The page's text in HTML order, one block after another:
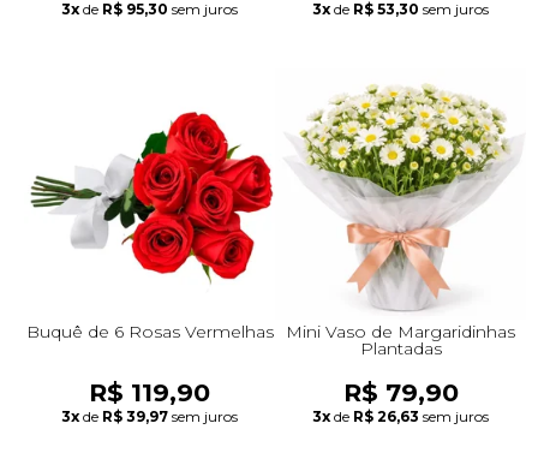
3x de R$ 95,30 sem juros 3x de R$ 53,30 sem juros
Buquê de 6 Rosas Vermelhas
R$ 119,90
3x de R$ 39,97 sem juros
Mini Vaso de Margaridinhas
Plantadas
R$ 79,90
3x de R$ 26,63 sem juros